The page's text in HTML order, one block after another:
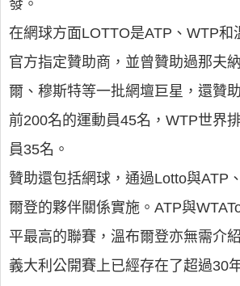
發。
在網球方面LOTTO是ATP、WTP和
官方指定贊助商，並曾贊助過那夫
爾、穆斯特等一批網壇巨星，還贊
前200名的運動員45名，WTP世界
員35名。
贊助還包括網球，通過Lotto與ATP
爾登的夥伴關係實施。ATP與
平最高的聯賽，溫布爾登亦無需介
義大利公開賽上已經存在了超過30